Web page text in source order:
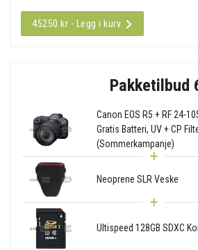
45250 kr - Legg i kurv
Pakketilbud
Canon EOS R5 + RF 24-
Gratis Batteri, UV + CP
(Sommerkampanje)
Neoprene SLR Veske
Ultispeed 128GB SDXC